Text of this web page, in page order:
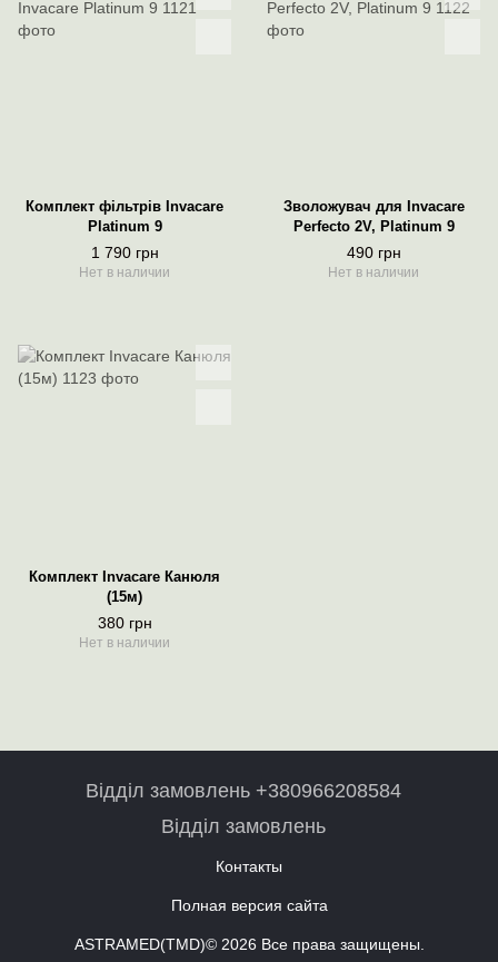
Комплект фільтрів Invacare
Platinum 9
1 790 грн
Нет в наличии
Зволожувач для Invacare
Perfecto 2V, Platinum 9
490 грн
Нет в наличии
Комплект Invacare Канюля
(15м)
380 грн
Нет в наличии
Відділ замовлень +380966208584
Відділ замовлень
Контакты
Полная версия сайта
ASTRAMED(TMD)© 2026 Все права защищены.